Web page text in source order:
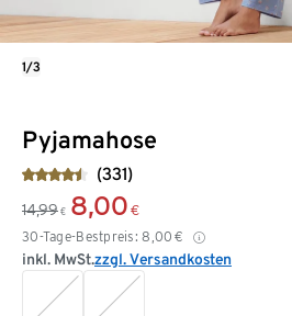
Pyjamahose
(331)
14,99 € 8,00 €
30-Tage-Bestpreis: 8,00 €
inkl. MwSt.zzgl. Versandkosten
1/3